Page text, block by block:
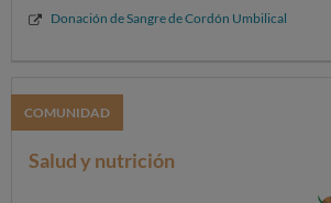
Donación de Sangre de Cordón Umbilical
COMUNIDAD
Salud y nutrición